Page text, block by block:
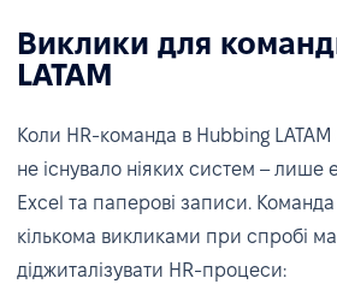
Виклики для
LATAM
Коли HR-команда в Hubbing
не існувало ніяких систем – лише
Excel та паперові записи.
кількома викликами при спробі
діджиталізувати HR-процеси: